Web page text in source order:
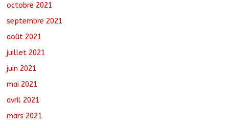
octobre 2021
septembre 2021
août 2021
juillet 2021
juin 2021
mai 2021
avril 2021
mars 2021